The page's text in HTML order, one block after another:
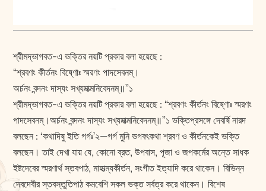
শ্রীমদ্ভাগবত-এ ভক্তির নয়টি প্রকার বলা হয়েছে :
“শ্রবণং কীর্তনং বিষ্ণোঃ স্মরণং পাদসেবনম্‌।
অর্চনং বন্দনং দাস্যং সখ্যমাত্মনিবেদনম্‌॥”১
শ্রীমদ্ভাগবত-এ ভক্তির নয়টি প্রকার বলা হয়েছে : “শ্রবণং কীর্তনং বিষ্ণোঃ স্মরণং
পাদসেবনম্‌।অর্চনং বন্দনং দাস্যং সখ্যমাত্মনিবেদনম্‌॥”১ ভক্তিপ্রসঙ্গে দেবর্ষি নারদ
বলছেন : ‘কথাদিষু ইতি গর্গঃ’২—গর্গ মুনি ভগবৎকথা শ্রবণ ও কীর্তনকেই ভক্তি
বলছেন। তাই দেখা যায় যে, কোনো ব্রত, উপবাস, পূজা ও জপকর্মের অন্তে সাধক
ইষ্টদেবের স্মরণার্থ স্তবপাঠ, মাহাত্ম্যকীর্তন, সংগীত ইত্যাদি করে থাকেন। বিভিন্ন
দেবদেবীর স্তবস্তুতিপাঠ কমবেশি সকল ভক্ত সর্বত্র করে থাকেন। বিশেষ